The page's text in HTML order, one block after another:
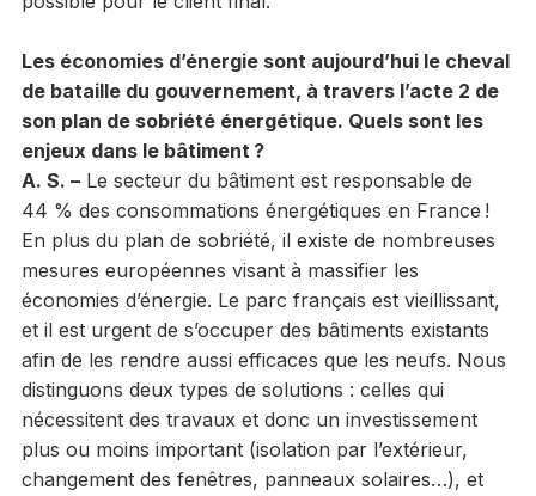
Les économies d’énergie sont aujourd’hui le cheval
de bataille du gouvernement, à travers l’acte 2 de
son plan de sobriété énergétique. Quels sont les
enjeux dans le bâtiment ?
A. S. –Le secteur du bâtiment est responsable de
44 % des consommations énergétiques en France !
En plus du plan de sobriété, il existe de nombreuses
mesures européennes visant à massifier les
économies d’énergie. Le parc français est vieillissant,
et il est urgent de s’occuper des bâtiments existants
afin de les rendre aussi efficaces que les neufs. Nous
distinguons deux types de solutions : celles qui
nécessitent des travaux et donc un investissement
plus ou moins important (isolation par l’extérieur,
changement des fenêtres, panneaux solaires…), et